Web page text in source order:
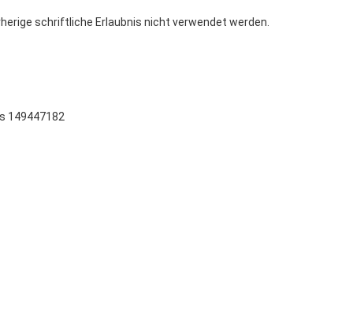
schriftliche Erlaubnis nicht verwendet werden.
149447182